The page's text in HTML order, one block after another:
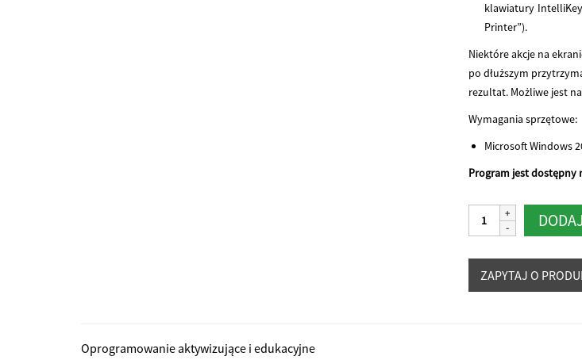
klawiatury
Printer”).
Niektóre akcje na
po dłuższym
rezultat. Możliwe jest
Wymagania sprzętowe:
Microsoft Windows
Program jest dostępny
ilość
Ameba
Oprogramowanie aktywizujące i edukacyjne